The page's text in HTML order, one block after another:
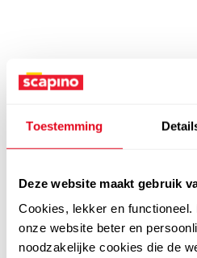
Toestemming
Deze website maakt gebruik
Cookies, lekker en
onze website beter en
noodzakelijke cookies die de